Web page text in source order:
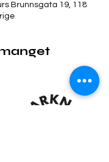
Brunnsgata 19, 118